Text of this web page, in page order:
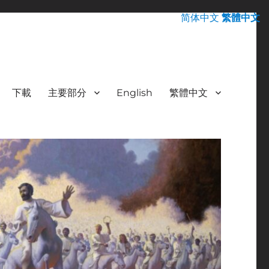
下載 主要部分 English 繁體中文
简体中文 繁體中文